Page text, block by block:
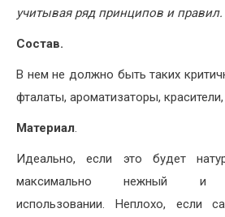
учитывая ряд принципов и
Состав.
В нем не должно быть таких
фталаты, ароматизаторы,
Материал.
Идеально, если это будет
максимально нежный и
использовании. Неплохо, если